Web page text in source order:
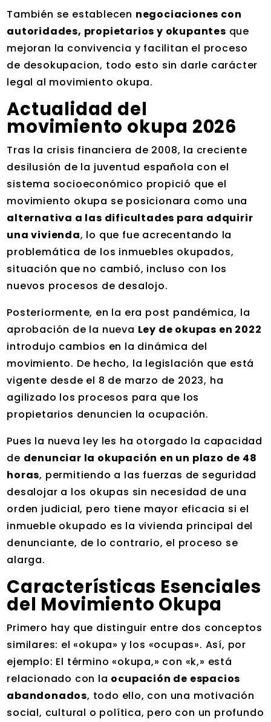
También se establecen negociaciones con
autoridades, propietarios y okupantes que
mejoran la convivencia y facilitan el proceso
de desokupacion, todo esto sin darle carácter
legal al movimiento okupa.
Actualidad del
movimiento okupa 2026
Tras la crisis financiera de 2008, la creciente
desilusión de la juventud española con el
sistema socioeconómico propició que el
movimiento okupa se posicionara como una
alternativa a las dificultades para adquirir
una vivienda, lo que fue acrecentando la
problemática de los inmuebles okupados,
situación que no cambió, incluso con los
nuevos procesos de desalojo.
Posteriormente, en la era post pandémica, la
aprobación de la nueva Ley de okupas en 2022
introdujo cambios en la dinámica del
movimiento. De hecho, la legislación que está
vigente desde el 8 de marzo de 2023, ha
agilizado los procesos para que los
propietarios denuncien la ocupación.
Pues la nueva ley les ha otorgado la capacidad
de denunciar la okupación en un plazo de 48
horas, permitiendo a las fuerzas de seguridad
desalojar a los okupas sin necesidad de una
orden judicial, pero tiene mayor eficacia si el
inmueble okupado es la vivienda principal del
denunciante, de lo contrario, el proceso se
alarga.
Características Esenciales
del Movimiento Okupa
Primero hay que distinguir entre dos conceptos
similares: el «okupa» y los «ocupas». Así, por
ejemplo: El término «okupa,» con «k,» está
relacionado con la ocupación de espacios
abandonados, todo ello, con una motivación
social, cultural o política, pero con un profundo